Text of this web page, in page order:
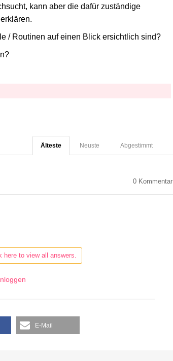
kann aber die dafür zuständige
/ Routinen auf einen Blick ersichtlich sind?
Abgestimmt
Neuste
Älteste
0 Kommentar
here to view all answers.
E-Mail